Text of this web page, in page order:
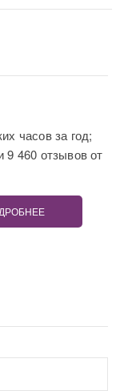
часов за год;
460 отзывов от